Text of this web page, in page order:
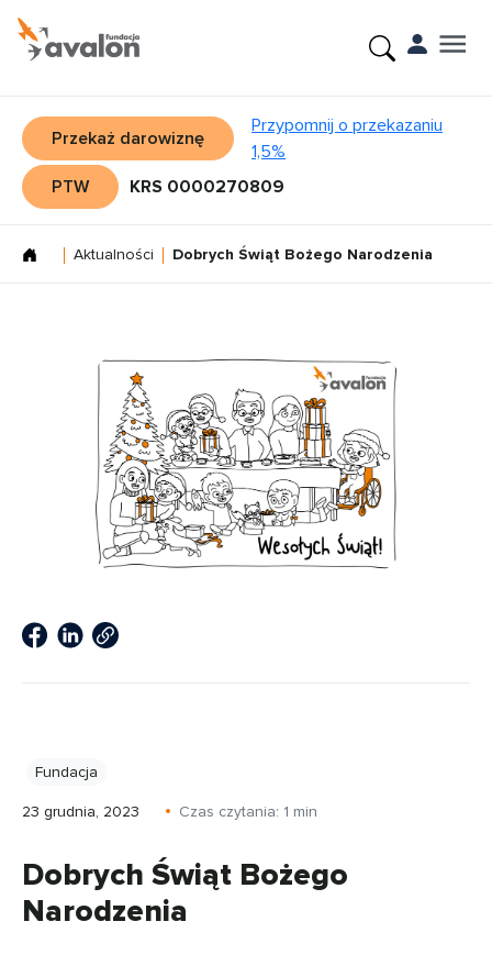
Przekaż darowiznę
Przypomnij o przekazaniu
1,5%
PTW
KRS 0000270809
Aktualności Dobrych Świąt Bożego Narodzenia
Fundacja
23 grudnia, 2023 Czas czytania: 1 min
Dobrych Świąt Bożego
Narodzenia